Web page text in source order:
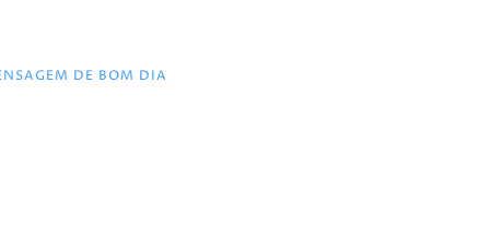
DE BOM DIA